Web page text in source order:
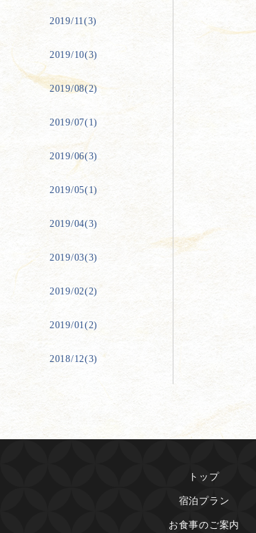
2019/11(3)
2019/10(3)
2019/08(2)
2019/07(1)
2019/06(3)
2019/05(1)
2019/04(3)
2019/03(3)
2019/02(2)
2019/01(2)
2018/12(3)
トップ
宿泊プラン
お食事のご案内